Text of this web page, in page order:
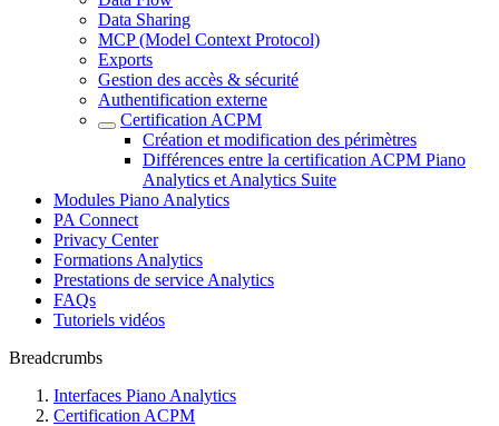
Data Sharing
MCP (Model Context Protocol)
Exports
Gestion des accès & sécurité
Authentification externe
Certification ACPM
Création et modification des périmètres
Différences entre la certification ACPM Piano
Analytics et Analytics Suite
Modules Piano Analytics
PA Connect
Privacy Center
Formations Analytics
Prestations de service Analytics
FAQs
Tutoriels vidéos
Breadcrumbs
Interfaces Piano Analytics
Certification ACPM